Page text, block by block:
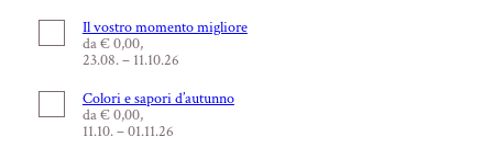
Il vostro momento migliore
da € 0,00,
23.08. – 11.10.26
Colori e sapori d’autunno
da € 0,00,
11.10. – 01.11.26